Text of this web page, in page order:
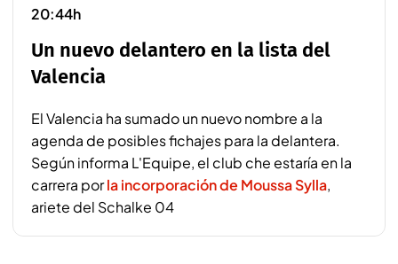
20:44h
Un nuevo delantero en la lista del
Valencia
El Valencia ha sumado un nuevo nombre a la
agenda de posibles fichajes para la delantera.
Según informa L'Equipe, el club che estaría en la
carrera porla incorporación de Moussa Sylla,
ariete del Schalke 04